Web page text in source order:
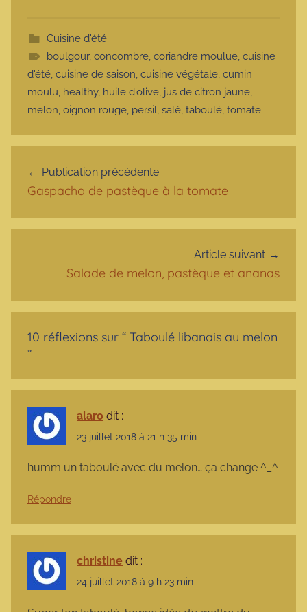
Cuisine d'été
boulgour, concombre, coriandre moulue, cuisine
d'été, cuisine de saison, cuisine végétale, cumin
moulu, healthy, huile d'olive, jus de citron jaune,
melon, oignon rouge, persil, salé, taboulé, tomate
Publication précédente
Gaspacho de pastèque à la tomate
Article suivant
Salade de melon, pastèque et ananas
10 réflexions sur “ Taboulé libanais au melon
”
alaro dit :
23 juillet 2018 à 21 h 35 min
humm un taboulé avec du melon… ça change ^_^
Répondre
christine dit :
24 juillet 2018 à 9 h 23 min